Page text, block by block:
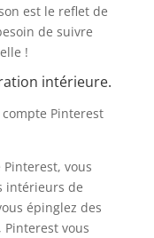
est le reflet de
de suivre
!
intérieure.
Pinterest
vous
intérieurs de
épinglez des
Pinterest vous